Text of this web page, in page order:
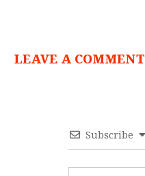
LEAVE A COMMENT
Subscribe